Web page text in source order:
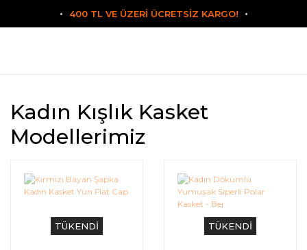
400 TL VE ÜZERİ ÜCRETSİZ KARGO!
Kadın Kışlık Kasket
Modellerimiz
TÜKENDİ TÜKENDİ